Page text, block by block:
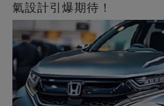
氣設計引爆期待！